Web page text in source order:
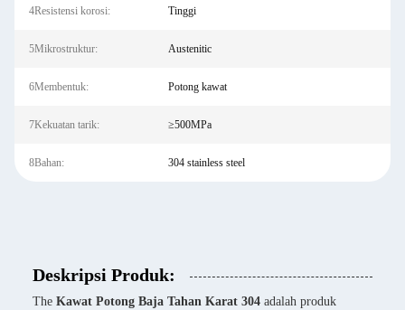
4Resistensi korosi: Tinggi
5Mikrostruktur: Austenitic
6Membentuk: Potong kawat
7Kekuatan tarik: ≥500MPa
8Bahan: 304 stainless steel
Deskripsi Produk:
The Kawat Potong Baja Tahan Karat 304 adalah produk